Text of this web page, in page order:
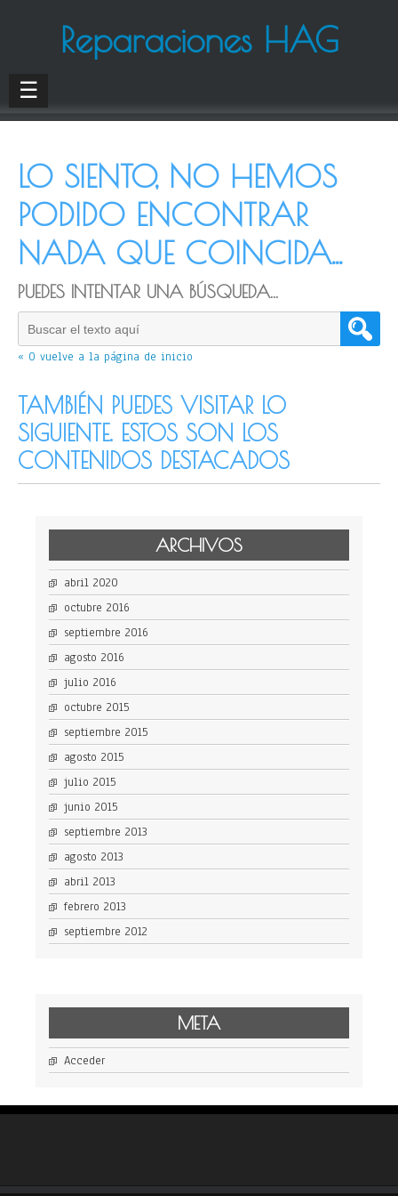
Reparaciones HAG
☰
LO SIENTO, NO HEMOS
PODIDO ENCONTRAR
NADA QUE COINCIDA...
PUEDES INTENTAR UNA BÚSQUEDA...
« O vuelve a la página de inicio
TAMBIÉN PUEDES VISITAR LO
SIGUIENTE. ESTOS SON LOS
CONTENIDOS DESTACADOS
ARCHIVOS
abril 2020
octubre 2016
septiembre 2016
agosto 2016
julio 2016
octubre 2015
septiembre 2015
agosto 2015
julio 2015
junio 2015
septiembre 2013
agosto 2013
abril 2013
febrero 2013
septiembre 2012
META
Acceder